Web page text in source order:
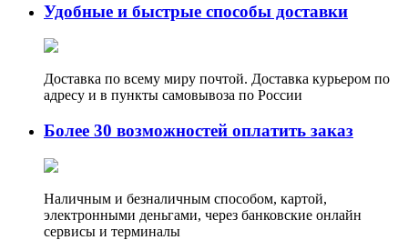
Удобные и быстрые способы доставки
Доставка по всему миру почтой. Доставка курьером по
адресу и в пункты самовывоза по России
Более 30 возможностей оплатить заказ
Наличным и безналичным способом, картой,
электронными деньгами, через банковские онлайн
сервисы и терминалы